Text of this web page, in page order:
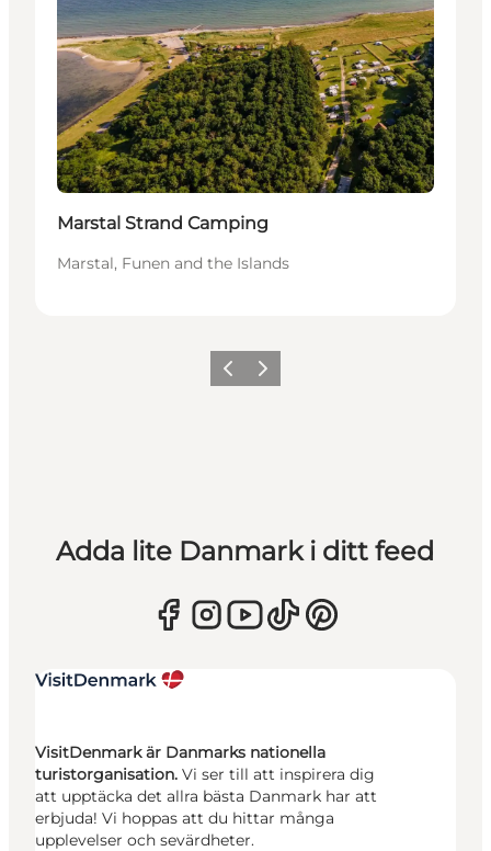
Marstal Strand Camping
Marstal, Funen and the Islands
Föregående
Nästa
Adda lite Danmark i ditt feed
VisitDenmark är Danmarks nationella
turistorganisation. Vi ser till att inspirera dig
att upptäcka det allra bästa Danmark har att
erbjuda! Vi hoppas att du hittar många
upplevelser och sevärdheter.